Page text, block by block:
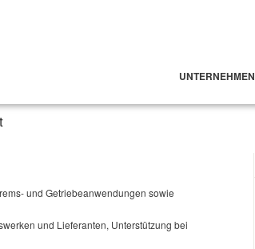
UNTERNEHMEN
und Getriebeanwendungen sowie
und Lieferanten, Unterstützung bei